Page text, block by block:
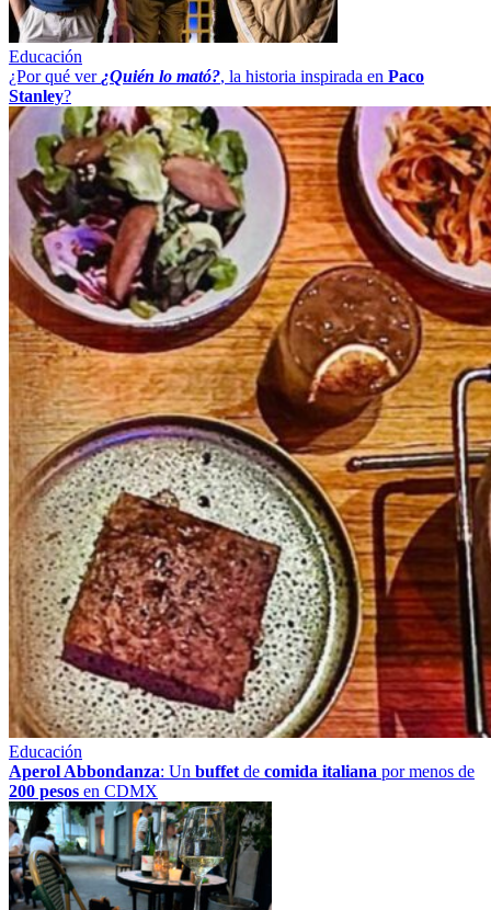
Educación
¿Por qué ver ¿Quién lo mató?, la historia inspirada en Paco
Stanley?
Educación
Aperol Abbondanza: Un buffet de comida italiana por menos de
200 pesos en CDMX